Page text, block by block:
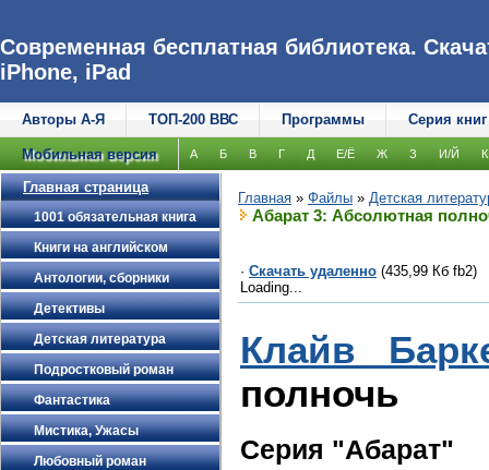
Современная бесплатная библиотека.
iPhone, iPad
Авторы А-Я ТОП-200 ВВС Программы Серия книг
Мобильная версия А Б В Г Д Е/Ё Ж З И/Й К
Главная страница
1001 обязательная книга
Книги на английском
Антологии, сборники
Детективы
Детская литература
Подростковый роман
Фантастика
Мистика, Ужасы
Любовный роман
Главная » Файлы » Детская
Абарат 3: Абсолютная
· Скачать удаленно (435,99 Кб fb2)
Loading...
Клайв
полночь
Серия "Абарат"